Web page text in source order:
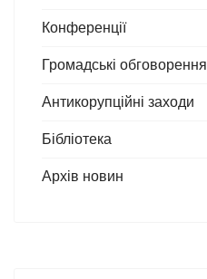
Конференції
Громадські обговорення
Антикорупційні заходи
Бібліотека
Архів новин